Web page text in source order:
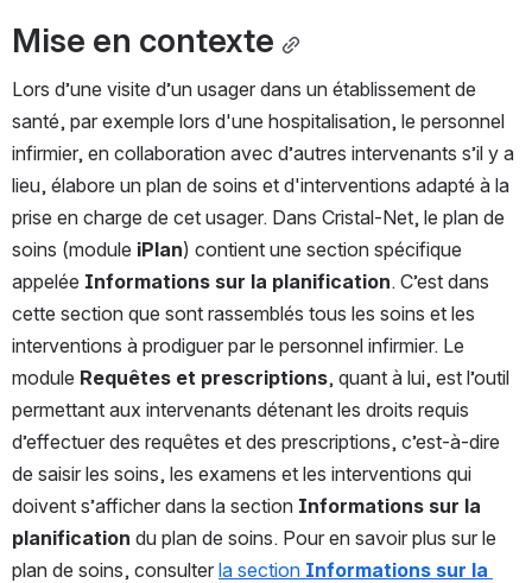
Mise en contexte
Lors d’une visite d’un usager dans un établissement de
santé, par exemple lors d'une hospitalisation, le personnel
infirmier, en collaboration avec d’autres intervenants s’il y a
lieu, élabore un plan de soins et d'interventions adapté à la
prise en charge de cet usager. Dans Cristal-Net, le plan de
soins (module iPlan) contient une section spécifique
appelée Informations sur la planification. C’est dans
cette section que sont rassemblés tous les soins et les
interventions à prodiguer par le personnel infirmier. Le
module Requêtes et prescriptions, quant à lui, est l’outil
permettant aux intervenants détenant les droits requis
d’effectuer des requêtes et des prescriptions, c’est-à-dire
de saisir les soins, les examens et les interventions qui
doivent s’afficher dans la section Informations sur la
planification du plan de soins. Pour en savoir plus sur le
plan de soins, consulter la section Informations sur la